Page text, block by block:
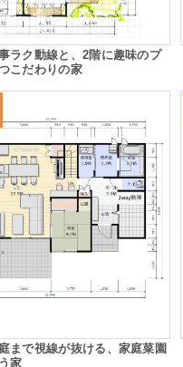
ラク動線と、2階に趣味のプ
こだわりの家
まで視線が抜ける、家庭菜園
家